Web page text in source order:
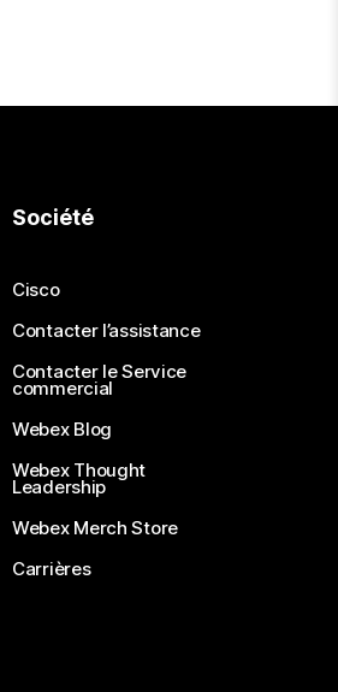
Société
Cisco
Contacter l’assistance
Contacter le Service
commercial
Webex Blog
Webex Thought
Leadership
Webex Merch Store
Carrières